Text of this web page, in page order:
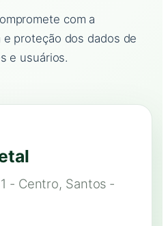
com a
proteção dos dados de
e usuários.
- Centro, Santos -